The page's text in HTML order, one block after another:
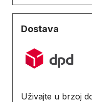
Dostava
Uživajte u brzoj